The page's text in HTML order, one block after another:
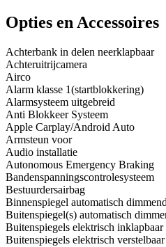
Opties en Accessoires
Achterbank in delen neerklapbaar
Achteruitrijcamera
Airco
Alarm klasse 1(startblokkering)
Alarmsysteem uitgebreid
Anti Blokkeer Systeem
Apple Carplay/Android Auto
Armsteun voor
Audio installatie
Autonomous Emergency Braking
Bandenspanningscontrolesysteem
Bestuurdersairbag
Binnenspiegel automatisch dimmend
Buitenspiegel(s) automatisch
Buitenspiegels elektrisch inklapbaar
Buitenspiegels elektrisch verstelbaar